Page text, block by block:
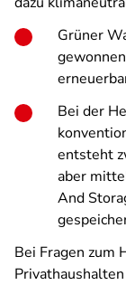
Grüner
Bei der
entsteht
aber
And
Bei Fragen zum